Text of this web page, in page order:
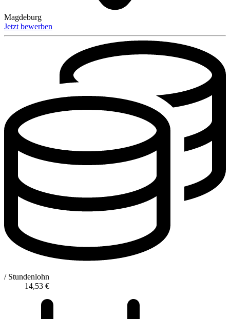
Magdeburg
Jetzt bewerben
/ Stundenlohn
14,53 €